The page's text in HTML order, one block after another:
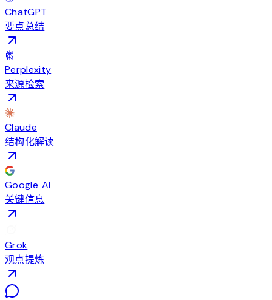
ChatGPT
要点总结
Perplexity
来源检索
Claude
结构化解读
Google AI
关键信息
Grok
观点提炼